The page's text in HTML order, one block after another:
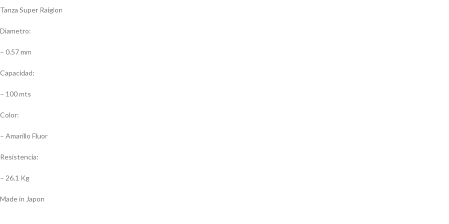
Tanza Super Raiglon
Diametro:
– 0.57 mm
Capacidad:
– 100 mts
Color:
– Amarillo Fluor
Resistencia:
– 26.1 Kg
Made in Japon